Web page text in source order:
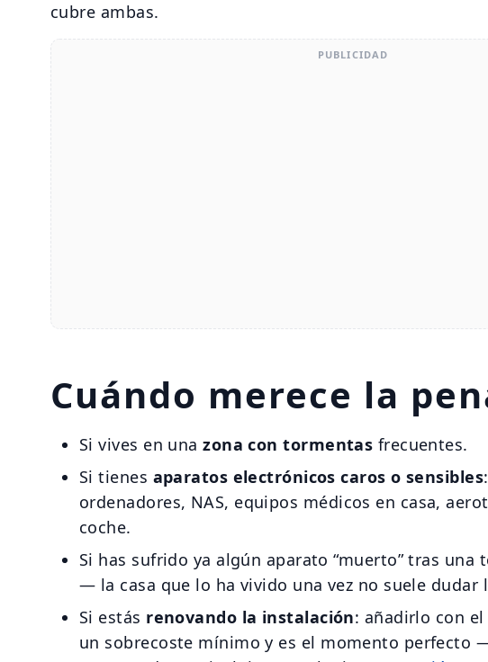
cubre ambas.
PUBLICIDAD
Cuándo merece la
Si vives en unazona con tormentas frecuentes.
Si tienes aparatos electrónicos caros o sensibles
ordenadores, NAS, equipos médicos en casa,
coche.
Si has sufrido ya algún aparato “muerto” tras una
— la casa que lo ha vivido una vez no suele dudar
Si estás renovando la instalación: añadirlo con
un sobrecoste mínimo y es el momento perfecto